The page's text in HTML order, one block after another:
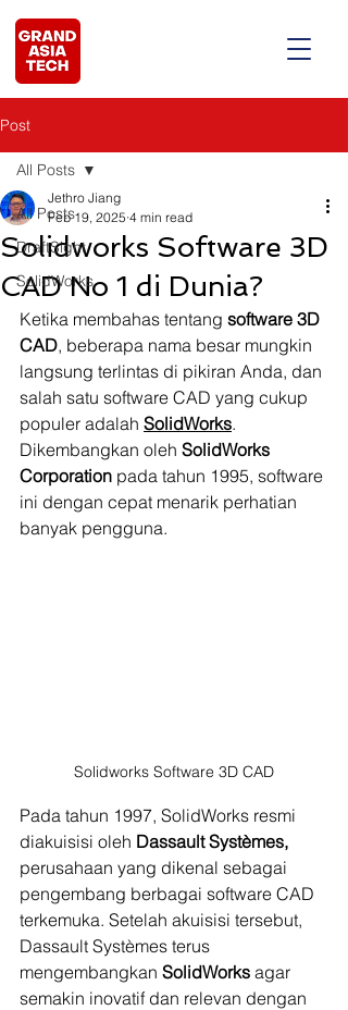
Post
All Posts
DraftSight
SolidWorks
All Posts
Solidworks Software 3D
CAD No 1 di Dunia?
Jethro Jiang
Feb 19, 2025 4 min read
Ketika membahas tentang software 3D
CAD, beberapa nama besar mungkin
langsung terlintas di pikiran Anda, dan
salah satu software CAD yang cukup
populer adalah SolidWorks.
Dikembangkan oleh SolidWorks
Corporation pada tahun 1995, software
ini dengan cepat menarik perhatian
banyak pengguna.
Solidworks Software 3D CAD
Pada tahun 1997, SolidWorks resmi
diakuisisi oleh Dassault Systèmes,
perusahaan yang dikenal sebagai
pengembang berbagai software CAD
terkemuka. Setelah akuisisi tersebut,
Dassault Systèmes terus
mengembangkan SolidWorks agar
semakin inovatif dan relevan dengan